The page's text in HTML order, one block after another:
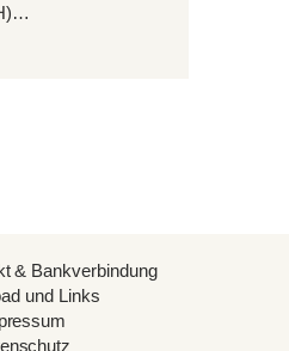
& Bankverbindung
und Links